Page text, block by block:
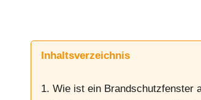
Inhaltsverzeichnis
1. Wie ist ein Brandschutzfenster